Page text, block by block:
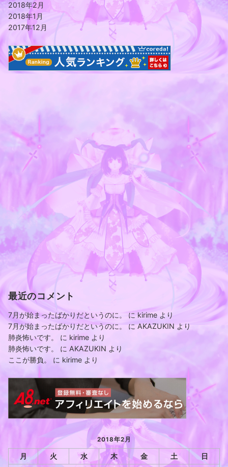
2018年2月
2018年1月
2017年12月
最近のコメント
7月が始まったばかりだというのに。 にkirime より
7月が始まったばかりだというのに。
にAKAZUKIN より
肺炎怖いです。
に kirime より
肺炎怖いです。
に AKAZUKIN より
ここが勝負。
に kirime より
2018年2月
月 火 水 木 金 土
日